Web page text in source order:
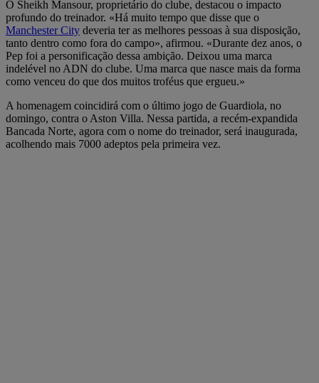
O Sheikh Mansour, proprietário do clube, destacou o impacto
profundo do treinador. «Há muito tempo que disse que o
Manchester City deveria ter as melhores pessoas à sua disposição,
tanto dentro como fora do campo», afirmou. «Durante dez anos, o
Pep foi a personificação dessa ambição. Deixou uma marca
indelével no ADN do clube. Uma marca que nasce mais da forma
como venceu do que dos muitos troféus que ergueu.»
A homenagem coincidirá com o último jogo de Guardiola, no
domingo, contra o Aston Villa. Nessa partida, a recém-expandida
Bancada Norte, agora com o nome do treinador, será inaugurada,
acolhendo mais 7000 adeptos pela primeira vez.